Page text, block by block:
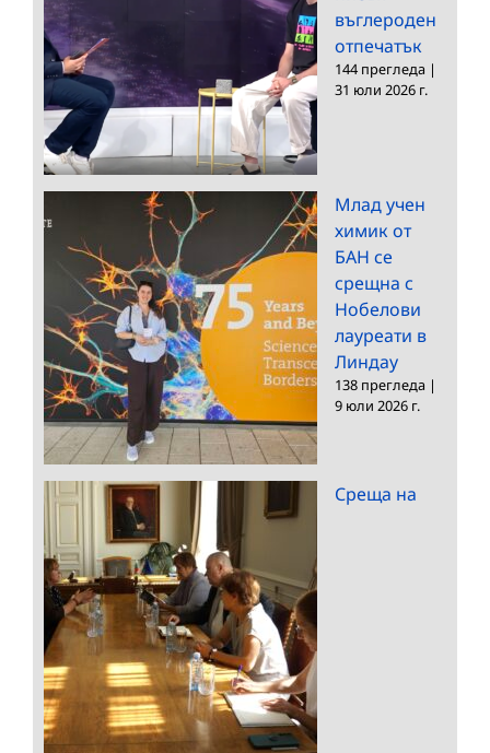
въглероден
отпечатък
144 прегледа |
31 юли 2026 г.
Млад учен
химик от
БАН се
срещна с
Нобелови
лауреати в
Линдау
138 прегледа |
9 юли 2026 г.
Среща на